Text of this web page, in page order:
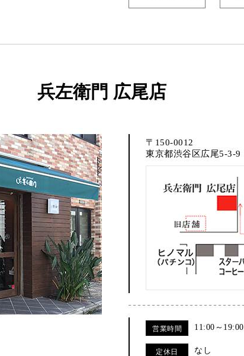
兵左衛門 広尾店
〒150-0012
東京都渋谷区広尾5-3-9
営業時間 11:00～19:00
定休日 なし